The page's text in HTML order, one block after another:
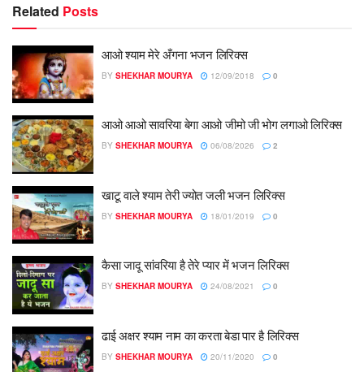
Related Posts
आओ श्याम मेरे अँगना भजन लिरिक्स
BY SHEKHAR MOURYA 12/09/2018 0
आओ आओ सावरिया बेगा आओ जीमो जी भोग लगाओ लिरिक्स
BY SHEKHAR MOURYA 06/08/2026 2
खाटू वाले श्याम तेरी ज्योत जली भजन लिरिक्स
BY SHEKHAR MOURYA 18/01/2019 0
कैसा जादू सांवरिया है तेरे प्यार में भजन लिरिक्स
BY SHEKHAR MOURYA 24/08/2021 0
ढाई अक्षर श्याम नाम का करता बेडा पार है लिरिक्स
BY SHEKHAR MOURYA 20/11/2020 0